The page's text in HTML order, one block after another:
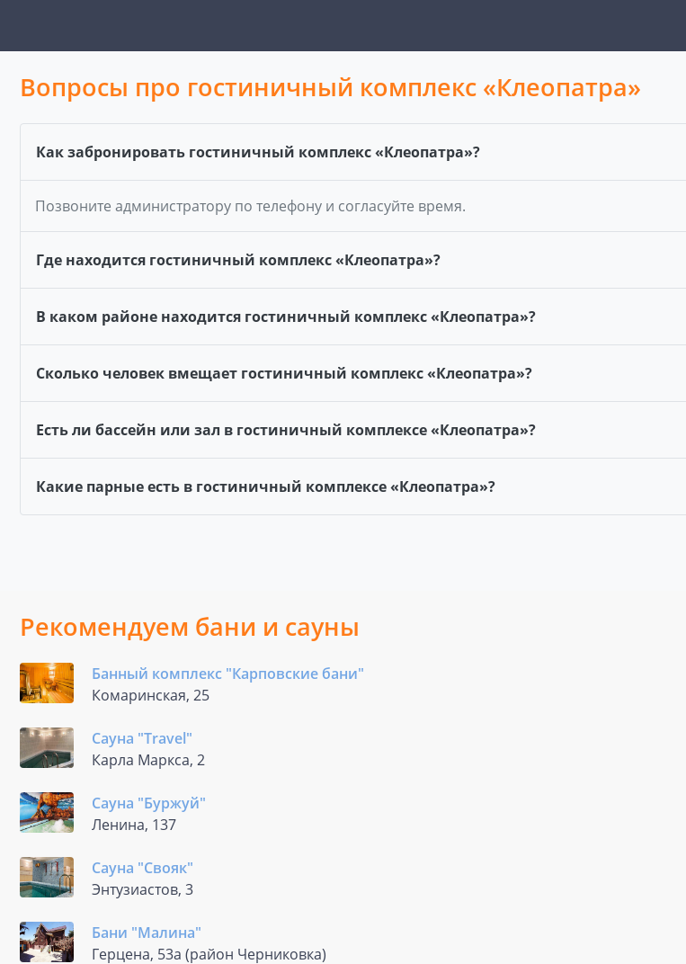
Вопросы про гостиничный комплекс «Клеопатра»
Как забронировать гостиничный комплекс «Клеопатра»?
Позвоните администратору по телефону и согласуйте время.
Где находится гостиничный комплекс «Клеопатра»?
В каком районе находится гостиничный комплекс «Клеопатра»?
Сколько человек вмещает гостиничный комплекс «Клеопатра»?
Есть ли бассейн или зал в гостиничный комплексе «Клеопатра»?
Какие парные есть в гостиничный комплексе «Клеопатра»?
Рекомендуем бани и сауны
Банный комплекс "Карповские бани"
Комаринская, 25
Сауна "Travel"
Карла Маркса, 2
Сауна "Буржуй"
Ленина, 137
Сауна "Свояк"
Энтузиастов, 3
Бани "Малина"
Герцена, 53а (район Черниковка)